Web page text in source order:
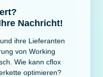
Nachricht!
ihre Lieferanten
von Working
Wie kann cflox
optimieren?